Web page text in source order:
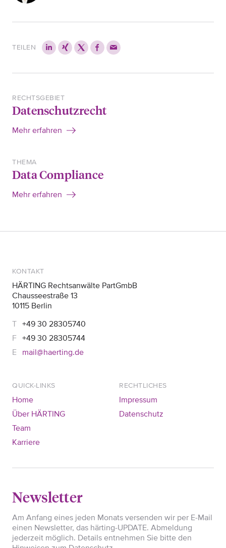
TEILEN
RECHTSGEBIET
Datenschutzrecht
Mehr erfahren
THEMA
Data Compliance
Mehr erfahren
KONTAKT
HÄRTING Rechtsanwälte PartGmbB
Chausseestraße 13
10115 Berlin
+49 30 28305740
+49 30 28305744
mail@haerting.de
QUICK-LINKS
Home
Über HÄRTING
Team
Karriere
RECHTLICHES
Impressum
Datenschutz
Newsletter
Am Anfang eines jeden Monats versenden wir per E-Mail
einen Newsletter, das härting-UPDATE. Abmeldung
jederzeit möglich. Details entnehmen Sie bitte den